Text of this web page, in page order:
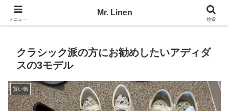
No Linen, No Life
クラシック派の方にお勧めしたいアディダ
スの3モデル
買い物
メニュー
Mr. Linen
検索